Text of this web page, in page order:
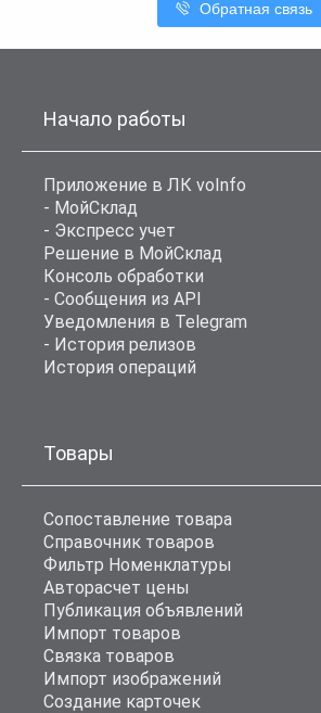
Обратная связь
Начало работы
Приложение в ЛК voInfo
- МойСклад
- Экспресс учет
Решение в МойСклад
Консоль обработки
- Сообщения из API
Уведомления в Telegram
- История релизов
История операций
Товары
Сопоставление товара
Справочник товаров
Фильтр Номенклатуры
Авторасчет цены
Публикация объявлений
Импорт товаров
Связка товаров
Импорт изображений
Создание карточек